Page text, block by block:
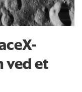
ved et